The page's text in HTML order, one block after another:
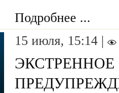
Подробнее ...
15 июля, 15:14 |
ЭКСТРЕННОЕ